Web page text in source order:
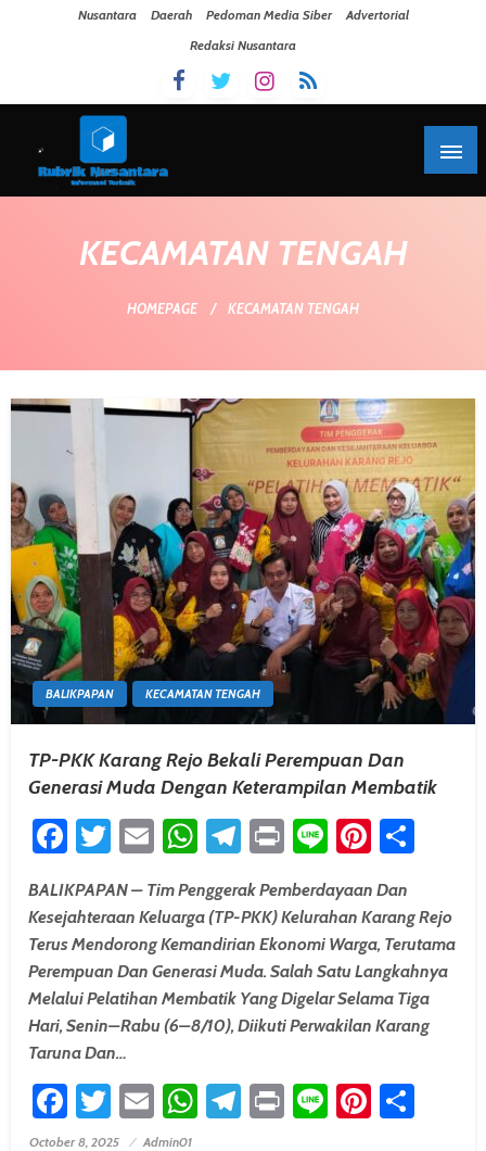
Nusantara Daerah Pedoman Media Siber
Advertorial
Redaksi Nusantara
KECAMATAN TENGAH
HOMEPAGE KECAMATAN TENGAH
BALIKPAPAN KECAMATAN TENGAH
TP-PKK Karang Rejo Bekali Perempuan Dan
Generasi Muda Dengan Keterampilan Membatik
Facebook
Twitter
EmailWhatsApp
Telegram
PrintLine
BALIKPAPAN – Tim Penggerak Pemberdayaan Dan
Kesejahteraan Keluarga (TP-PKK) Kelurahan Karang Rejo
Terus Mendorong Kemandirian Ekonomi Warga, Terutama
Perempuan Dan Generasi Muda. Salah Satu Langkahnya
Melalui Pelatihan Membatik Yang Digelar Selama Tiga
Hari, Senin–Rabu (6–8/10), Diikuti Perwakilan Karang
Taruna Dan…
Facebook
Twitter
EmailWhatsApp
Telegram
PrintLine
Posted On
October 8, 2025 Admin01